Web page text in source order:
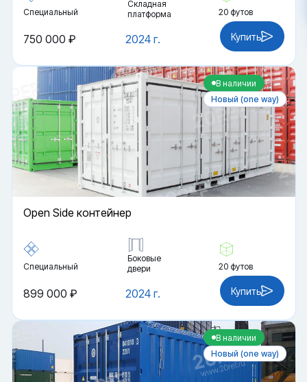
Специальный
Складная
платформа
20 футов
2024 г.
750 000 ₽ Купить
В наличии
Новый (one way)
Open Side контейнер
Специальный
Боковые
двери
20 футов
2024 г.
899 000 ₽ Купить
В наличии
Новый (one way)